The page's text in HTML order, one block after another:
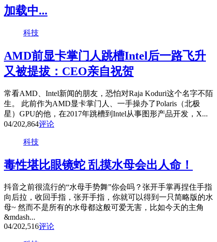
加载中...
科技
AMD前显卡掌门人跳槽Intel后一路飞升
又被提拔：CEO亲自祝贺
常看AMD、Intel新闻的朋友，恐怕对Raja Koduri这个名字不陌
生。 此前作为AMD显卡掌门人、一手操办了Polaris（北极
星）GPU的他，在2017年跳槽到Intel从事图形产品开发，X...
04/202,864评论
科技
毒性堪比眼镜蛇 乱摸水母会出人命！
抖音之前很流行的“水母手势舞”你会吗？张开手掌再捏住手指
向后拉，收回手指，张开手指，你就可以得到一只简略版的水
母~ 然而不是所有的水母都这般可爱无害，比如今天的主角
&mdash...
04/202,516评论